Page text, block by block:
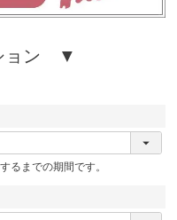
ョン ▼
るまでの期間です。